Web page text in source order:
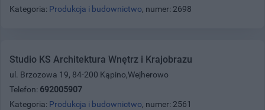
Kategoria: Produkcja i budownictwo, numer: 2698
Studio KS Architektura Wnętrz i Krajobrazu
ul. Brzozowa 19, 84-200 Kąpino,Wejherowo
Telefon: 692005907
Kategoria: Produkcja i budownictwo, numer: 2561